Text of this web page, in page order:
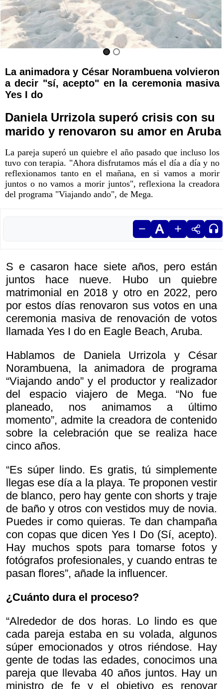
La animadora y César Norambuena volvieron
a decir "sí, acepto" en la ceremonia masiva
Yes I do
Daniela Urrizola superó crisis con su
marido y renovaron su amor en Aruba
La pareja superó un quiebre el año pasado que incluso los
tuvo con terapia. "Ahora disfrutamos más el día a día y no
reflexionamos tanto en el mañana, en si vamos a morir
juntos o no vamos a morir juntos", reflexiona la creadora
del programa "Viajando ando", de Mega.
S e casaron hace siete años, pero están
juntos hace nueve. Hubo un quiebre
matrimonial en 2018 y otro en 2022, pero
por estos días renovaron sus votos en una
ceremonia masiva de renovación de votos
llamada Yes I do en Eagle Beach, Aruba.
Hablamos de Daniela Urrizola y César
Norambuena, la animadora de programa
“Viajando ando” y el productor y realizador
del espacio viajero de Mega. “No fue
planeado, nos animamos a último
momento”, admite la creadora de contenido
sobre la celebración que se realiza hace
cinco años.
“Es súper lindo. Es gratis, tú simplemente
llegas ese día a la playa. Te proponen vestir
de blanco, pero hay gente con shorts y traje
de baño y otros con vestidos muy de novia.
Puedes ir como quieras. Te dan champaña
con copas que dicen Yes I Do (Sí, acepto).
Hay muchos spots para tomarse fotos y
fotógrafos profesionales, y cuando entras te
pasan flores”, añade la influencer.
¿Cuánto dura el proceso?
“Alrededor de dos horas. Lo lindo es que
cada pareja estaba en su volada, algunos
súper emocionados y otros riéndose. Hay
gente de todas las edades, conocimos una
pareja que llevaba 40 años juntos. Hay un
ministro de fe y el objetivo es renovar